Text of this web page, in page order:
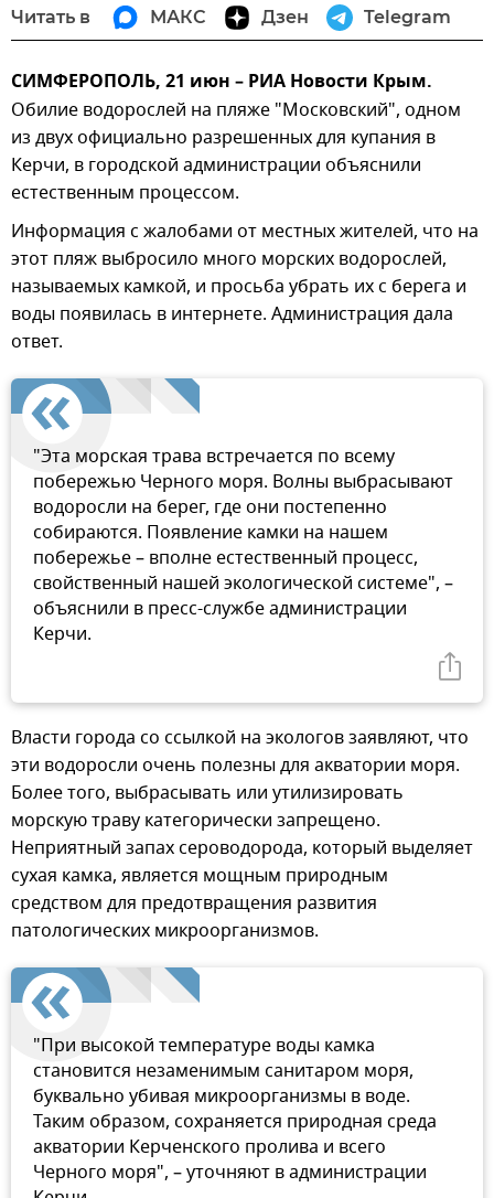
Читать в МАКС Дзен Telegram
СИМФЕРОПОЛЬ, 21 июн – РИА Новости Крым.
Обилие водорослей на пляже "Московский", одном
из двух официально разрешенных для купания в
Керчи, в городской администрации объяснили
естественным процессом.
Информация с жалобами от местных жителей, что на
этот пляж выбросило много морских водорослей,
называемых камкой, и просьба убрать их с берега и
воды появилась в интернете. Администрация дала
ответ.
"Эта морская трава встречается по всему
побережью Черного моря. Волны выбрасывают
водоросли на берег, где они постепенно
собираются. Появление камки на нашем
побережье – вполне естественный процесс,
свойственный нашей экологической системе", –
объяснили в пресс-службе администрации
Керчи.
Власти города со ссылкой на экологов заявляют, что
эти водоросли очень полезны для акватории моря.
Более того, выбрасывать или утилизировать
морскую траву категорически запрещено.
Неприятный запах сероводорода, который выделяет
сухая камка, является мощным природным
средством для предотвращения развития
патологических микроорганизмов.
"При высокой температуре воды камка
становится незаменимым санитаром моря,
буквально убивая микроорганизмы в воде.
Таким образом, сохраняется природная среда
акватории Керченского пролива и всего
Черного моря", – уточняют в администрации